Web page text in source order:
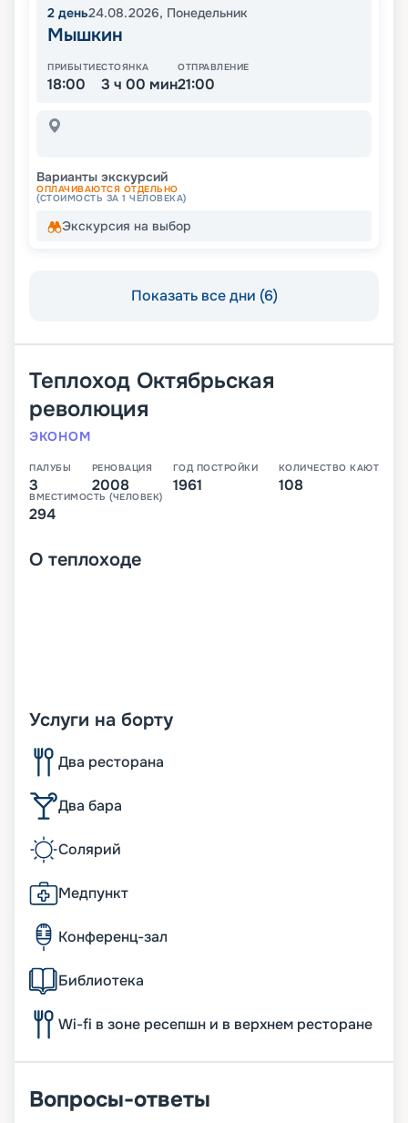
2 день24.08.2026, Понедельник
Мышкин
ПРИБЫТИЕ
18:00
СТОЯНКА
3 ч 00 мин
ОТПРАВЛЕНИЕ
21:00
Варианты экскурсий
ОПЛАЧИВАЮТСЯ ОТДЕЛЬНО
(СТОИМОСТЬ ЗА 1 ЧЕЛОВЕКА)
Экскурсия на выбор
Показать все дни (6)
Теплоход Октябрьская
революция
ЭКОНОМ
ПАЛУБЫ
3
РЕНОВАЦИЯ
2008
ГОД ПОСТРОЙКИ
1961
КОЛИЧЕСТВО КАЮТ
108
ВМЕСТИМОСТЬ (ЧЕЛОВЕК)
294
О теплоходе
Услуги на борту
Два ресторана
Два бара
Солярий
Медпункт
Конференц-зал
Библиотека
Wi-fi в зоне ресепшн и в верхнем ресторане
Вопросы-ответы